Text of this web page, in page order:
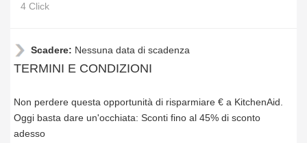
4 Click
Scadere: Nessuna data di scadenza
TERMINI E CONDIZIONI
Non perdere questa opportunità di risparmiare € a KitchenAid.
Oggi basta dare un'occhiata: Sconti fino al 45% di sconto
adesso